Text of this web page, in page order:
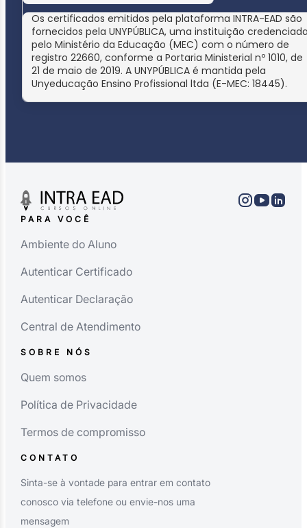
Os certificados emitidos pela plataforma INTRA-EAD são
fornecidos pela UNYPÚBLICA, uma instituição
pelo Ministério da Educação (MEC) com o número de
registro 22660, conforme a Portaria Ministerial nº 1010, de
21 de maio de 2019. A UNYPÚBLICA é mantida pela
Unyeducação Ensino Profissional ltda (E-MEC: 18445).
PARA VOCÊ
Ambiente do Aluno
Autenticar Certificado
Autenticar Declaração
Central de Atendimento
SOBRE NÓS
Quem somos
Política de Privacidade
Termos de compromisso
CONTATO
Sinta-se à vontade para entrar em contato
conosco via telefone ou envie-nos uma
mensagem